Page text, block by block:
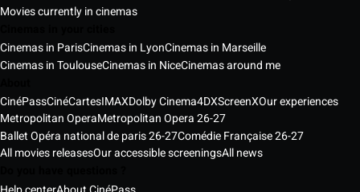
Movies currently in cinemas
Cinemas in ParisCinemas in LyonCinemas in Marseille
Cinemas in ToulouseCinemas in NiceCinemas around me
CinéPassCinéCartesIMAXDolby Cinema4DXScreenXOur experiences
Metropolitan OperaMetropolitan Opera 26-27
Ballet Opéra national de paris 26-27Comédie Française 26-27
All movies releasesOur accessible screeningsAll news